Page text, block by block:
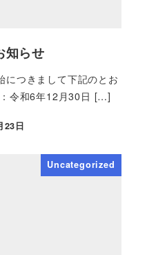
らせ
につきまして下記のとお
令和6年12月30日 […]
23日
Uncategorized